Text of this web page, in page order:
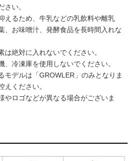
さい。
えるため、牛乳などの乳飲料や離乳
、お味噌汁、発酵食品を長時間入れな
は絶対に入れないでください。
、冷凍庫を使用しないでください。
モデルは「GROWLER」のみとなりま
えください。
やロゴなどが異なる場合がございま